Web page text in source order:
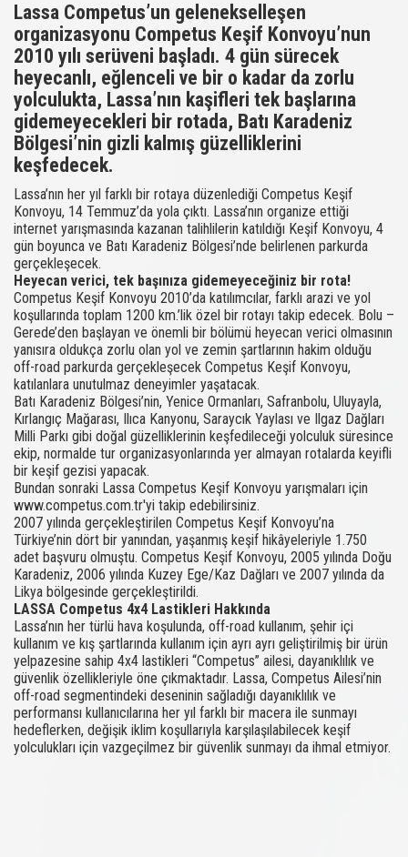
Lassa Competus’un gelenekselleşen
organizasyonu Competus Keşif Konvoyu’nun
2010 yılı serüveni başladı. 4 gün sürecek
heyecanlı, eğlenceli ve bir o kadar da zorlu
yolculukta, Lassa’nın kaşifleri tek başlarına
gidemeyecekleri bir rotada, Batı Karadeniz
Bölgesi’nin gizli kalmış güzelliklerini
keşfedecek.
Lassa’nın her yıl farklı bir rotaya düzenlediği Competus Keşif
Konvoyu, 14 Temmuz’da yola çıktı. Lassa’nın organize ettiği
internet yarışmasında kazanan talihlilerin katıldığı Keşif Konvoyu, 4
gün boyunca ve Batı Karadeniz Bölgesi’nde belirlenen parkurda
gerçekleşecek.
Heyecan verici, tek başınıza gidemeyeceğiniz bir rota!
Competus Keşif Konvoyu 2010’da katılımcılar, farklı arazi ve yol
koşullarında toplam 1200 km.’lik özel bir rotayı takip edecek. Bolu –
Gerede’den başlayan ve önemli bir bölümü heyecan verici olmasının
yanısıra oldukça zorlu olan yol ve zemin şartlarının hakim olduğu
off-road parkurda gerçekleşecek Competus Keşif Konvoyu,
katılanlara unutulmaz deneyimler yaşatacak.
Batı Karadeniz Bölgesi’nin, Yenice Ormanları, Safranbolu, Uluyayla,
Kırlangıç Mağarası, Ilıca Kanyonu, Saraycık Yaylası ve Ilgaz Dağları
Milli Parkı gibi doğal güzelliklerinin keşfedileceği yolculuk süresince
ekip, normalde tur organizasyonlarında yer almayan rotalarda keyifli
bir keşif gezisi yapacak.
Bundan sonraki Lassa Competus Keşif Konvoyu yarışmaları için
www.competus.com.tr'yi takip edebilirsiniz.
2007 yılında gerçekleştirilen Competus Keşif Konvoyu’na
Türkiye’nin dört bir yanından, yaşanmış keşif hikâyeleriyle 1.750
adet başvuru olmuştu. Competus Keşif Konvoyu, 2005 yılında Doğu
Karadeniz, 2006 yılında Kuzey Ege/Kaz Dağları ve 2007 yılında da
Likya bölgesinde gerçekleştirildi.
LASSA Competus 4x4 Lastikleri Hakkında
Lassa’nın her türlü hava koşulunda, off-road kullanım, şehir içi
kullanım ve kış şartlarında kullanım için ayrı ayrı geliştirilmiş bir ürün
yelpazesine sahip 4x4 lastikleri “Competus” ailesi, dayanıklılık ve
güvenlik özellikleriyle öne çıkmaktadır. Lassa, Competus Ailesi’nin
off-road segmentindeki deseninin sağladığı dayanıklılık ve
performansı kullanıcılarına her yıl farklı bir macera ile sunmayı
hedeflerken, değişik iklim koşullarıyla karşılaşılabilecek keşif
yolculukları için vazgeçilmez bir güvenlik sunmayı da ihmal etmiyor.